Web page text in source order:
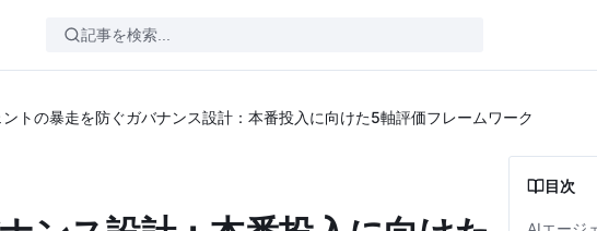
トの暴走を防ぐガバナンス設計：本番投入に向けた5軸評価フレームワーク
目次